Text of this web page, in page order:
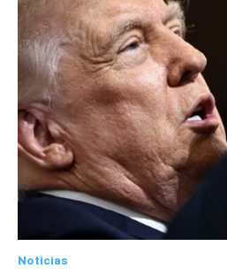
Noticias